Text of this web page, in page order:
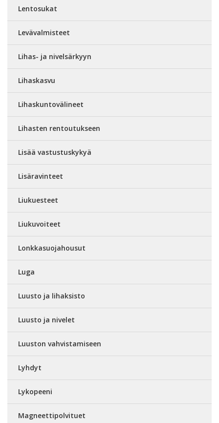
Lentosukat
Levävalmisteet
Lihas- ja nivelsärkyyn
Lihaskasvu
Lihaskuntovälineet
Lihasten rentoutukseen
Lisää vastustuskykyä
Lisäravinteet
Liukuesteet
Liukuvoiteet
Lonkkasuojahousut
Luga
Luusto ja lihaksisto
Luusto ja nivelet
Luuston vahvistamiseen
Lyhdyt
Lykopeeni
Magneettipolvituet